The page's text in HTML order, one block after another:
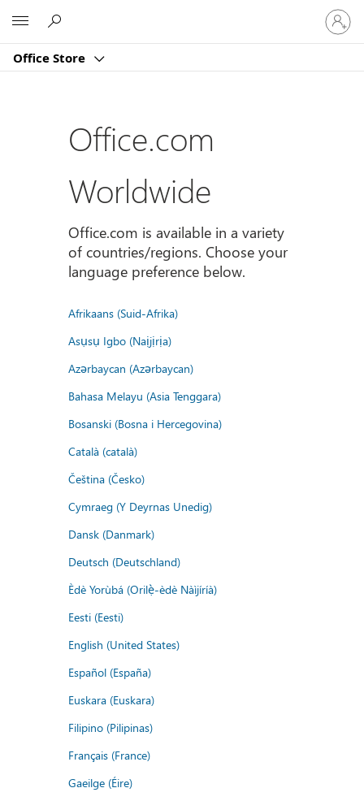
Office Store
Sign
in
to
account
Office.com
Worldwide
Office.com is available in a variety
of countries/regions. Choose your
language preference below.
Afrikaans (Suid-Afrika)
Asụsụ Igbo (Naịjịrịa)
Azərbaycan (Azərbaycan)
Bahasa Melayu (Asia Tenggara)
Bosanski (Bosna i Hercegovina)
Català (català)
Čeština (Česko)
Cymraeg (Y Deyrnas Unedig)
Dansk (Danmark)
Deutsch (Deutschland)
Èdè Yorùbá (Orilẹ̀-èdè Nàìjíríà)
Eesti (Eesti)
English (United States)
Español (España)
Euskara (Euskara)
Filipino (Pilipinas)
Français (France)
Gaeilge (Éire)